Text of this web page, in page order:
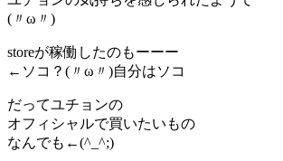
(〃ω〃)
storeが稼働したのもーーー
←ソコ？(〃ω〃)自分はソコ
だってユチョンの
オフィシャルで買いたいもの
なんでも←(^_^;)